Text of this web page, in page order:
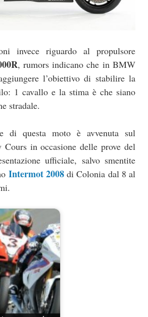
invece riguardo al propulsore
, rumors indicano che in BMW
l’obiettivo di stabilire la
1 cavallo e la stima è che siano
stradale.
di questa moto è avvenuta sul
in occasione delle prove del
ufficiale, salvo smentite
Intermot 2008di Colonia dal 8 al